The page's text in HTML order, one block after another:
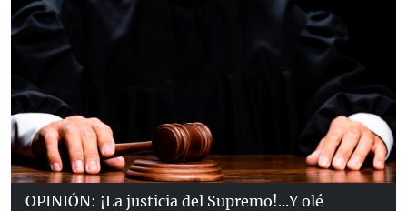
OPINIÓN: ¡La justicia del Supremo!...Y olé